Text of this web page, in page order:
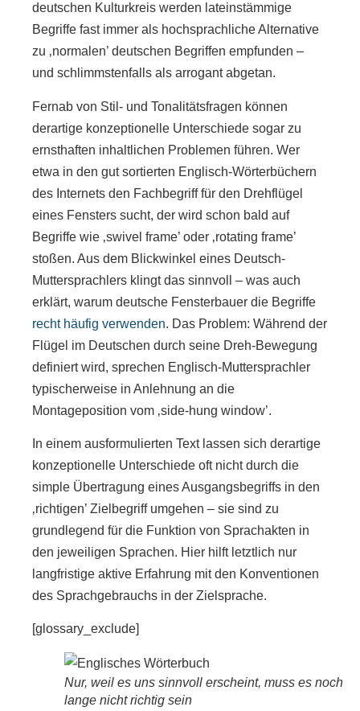
deutschen Kulturkreis werden lateinstämmige
Begriffe fast immer als hochsprachliche Alternative
zu ‚normalen’ deutschen Begriffen empfunden –
und schlimmstenfalls als arrogant abgetan.
Fernab von Stil- und Tonalitätsfragen können
derartige konzeptionelle Unterschiede sogar zu
ernsthaften inhaltlichen Problemen führen. Wer
etwa in den gut sortierten Englisch-Wörterbüchern
des Internets den Fachbegriff für den Drehflügel
eines Fensters sucht, der wird schon bald auf
Begriffe wie ‚swivel frame’ oder ‚rotating frame’
stoßen. Aus dem Blickwinkel eines Deutsch-
Muttersprachlers klingt das sinnvoll – was auch
erklärt, warum deutsche Fensterbauer die Begriffe
recht häufig verwenden. Das Problem: Während der
Flügel im Deutschen durch seine Dreh-Bewegung
definiert wird, sprechen Englisch-Muttersprachler
typischerweise in Anlehnung an die
Montageposition vom ‚side-hung window’.
In einem ausformulierten Text lassen sich derartige
konzeptionelle Unterschiede oft nicht durch die
simple Übertragung eines Ausgangsbegriffs in den
‚richtigen’ Zielbegriff umgehen – sie sind zu
grundlegend für die Funktion von Sprachakten in
den jeweiligen Sprachen. Hier hilft letztlich nur
langfristige aktive Erfahrung mit den Konventionen
des Sprachgebrauchs in der Zielsprache.
[glossary_exclude]
Nur, weil es uns sinnvoll erscheint, muss es noch
lange nicht richtig sein